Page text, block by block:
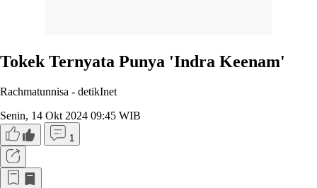
Tokek Ternyata Punya 'Indra Keenam'
Rachmatunnisa - detikInet
Senin, 14 Okt 2024 09:45 WIB
1